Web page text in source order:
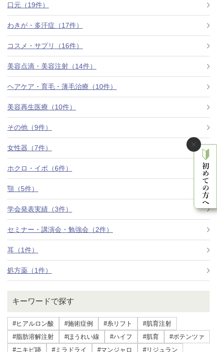
口元（19件）
わきが・多汗症（17件）
コスメ・サプリ（16件）
美容点滴・美容注射（14件）
ヘアケア・育毛・薄毛治療（10件）
美容再生医療（10件）
その他（9件）
女性器（7件）
ホクロ・イボ（6件）
顎（5件）
学会発表実績（3件）
セミナー・講演会・勉強会（2件）
耳（1件）
処方薬（1件）
キーワードで探す
#ヒアルロン酸 #施術症例 #糸リフト
#肌育注射
#脂肪溶解注射
#ほうれい線 #ハイフ #肌育
#ポテンツァ
#ニキビ跡
#ミラドライ #マンジャロ
#リジュラン